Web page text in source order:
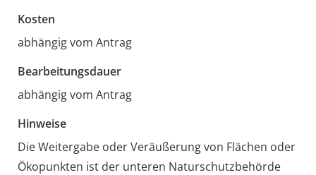
Kosten
abhängig vom Antrag
Bearbeitungsdauer
abhängig vom Antrag
Hinweise
Die Weitergabe oder Veräußerung von Flächen oder
Ökopunkten ist der unteren Naturschutzbehörde